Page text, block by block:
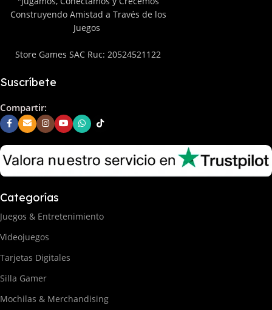
Construyendo Amistad a Través de los
Juegos
Store Games SAC Ruc: 20524521122
Suscríbete
Compartir:
Categorías
Juegos & Entretenimiento
Videojuegos
Tarjetas Digitales
Silla Gamer
Mochilas & Merchandising